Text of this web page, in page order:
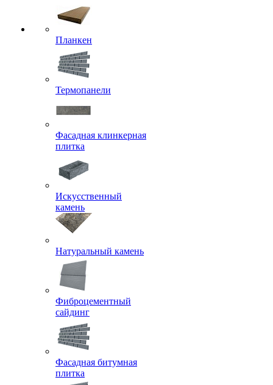
Планкен
Термопанели
Фасадная клинкерная
плитка
Искусственный
камень
Натуральный камень
Фиброцементный
сайдинг
Фасадная битумная
плитка